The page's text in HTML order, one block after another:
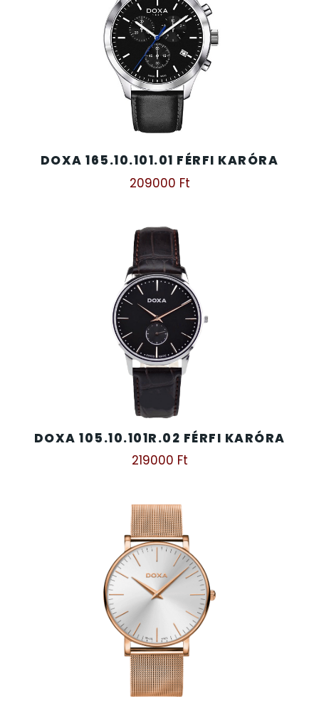
DOXA 165.10.101.01 FÉRFI KARÓRA
209000 Ft
DOXA 105.10.101R.02 FÉRFI KARÓRA
219000 Ft